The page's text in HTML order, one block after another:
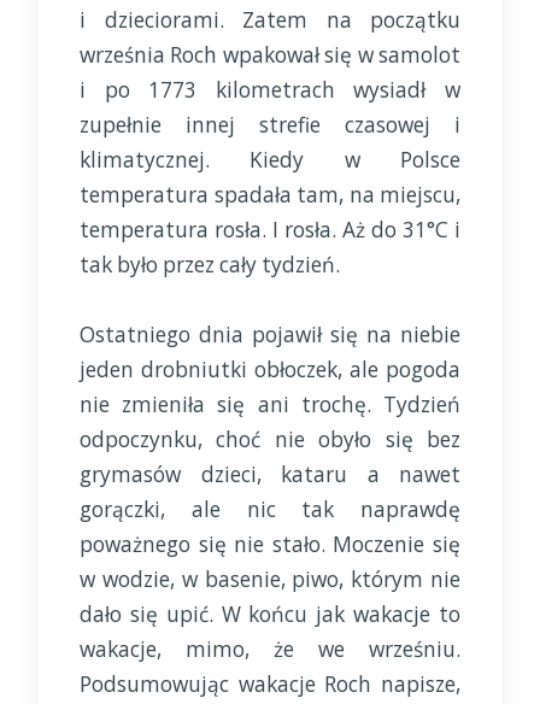
i dzieciorami. Zatem na początku
września Roch wpakował się w samolot
i po 1773 kilometrach wysiadł w
zupełnie innej strefie czasowej i
klimatycznej. Kiedy w Polsce
temperatura spadała tam, na miejscu,
temperatura rosła. I rosła. Aż do 31°C i
tak było przez cały tydzień.
Ostatniego dnia pojawił się na niebie
jeden drobniutki obłoczek, ale pogoda
nie zmieniła się ani trochę. Tydzień
odpoczynku, choć nie obyło się bez
grymasów dzieci, kataru a nawet
gorączki, ale nic tak naprawdę
poważnego się nie stało. Moczenie się
w wodzie, w basenie, piwo, którym nie
dało się upić. W końcu jak wakacje to
wakacje, mimo, że we wrześniu.
Podsumowując wakacje Roch napisze,